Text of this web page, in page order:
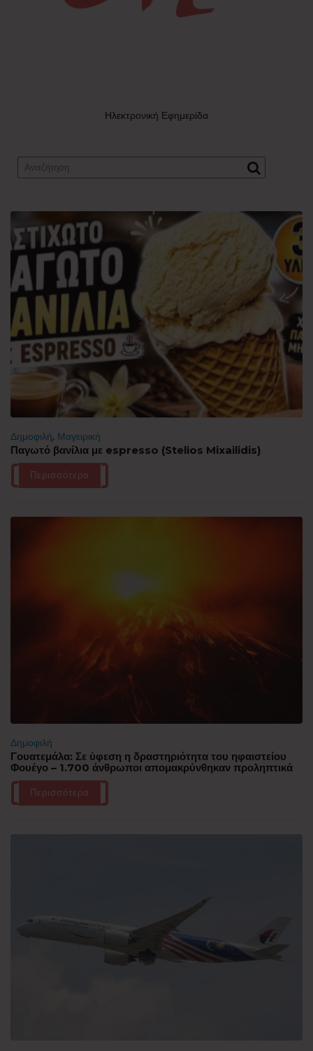
Ηλεκτρονική Εφημερίδα
Δημοφιλή, Μαγειρική
Παγωτό βανίλια με espresso (Stelios Mixailidis)
Περισσότερα
Δημοφιλή
Γουατεμάλα: Σε ύφεση η δραστηριότητα του ηφαιστείου
Φουέγο – 1.700 άνθρωποι απομακρύνθηκαν προληπτικά
Περισσότερα